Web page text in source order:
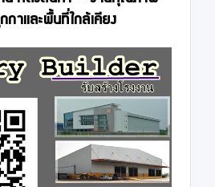
กาและพื้นที่ใกล้เคียง